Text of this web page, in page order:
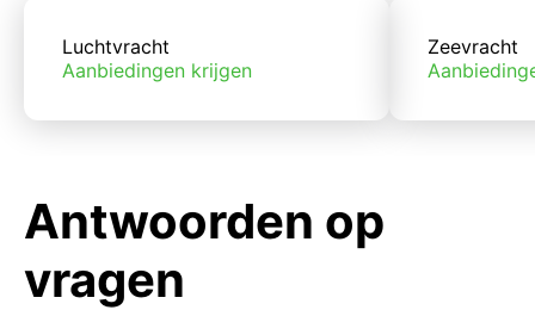
Luchtvracht
Aanbiedingen krijgen
Zeevracht
Antwoorden op
vragen